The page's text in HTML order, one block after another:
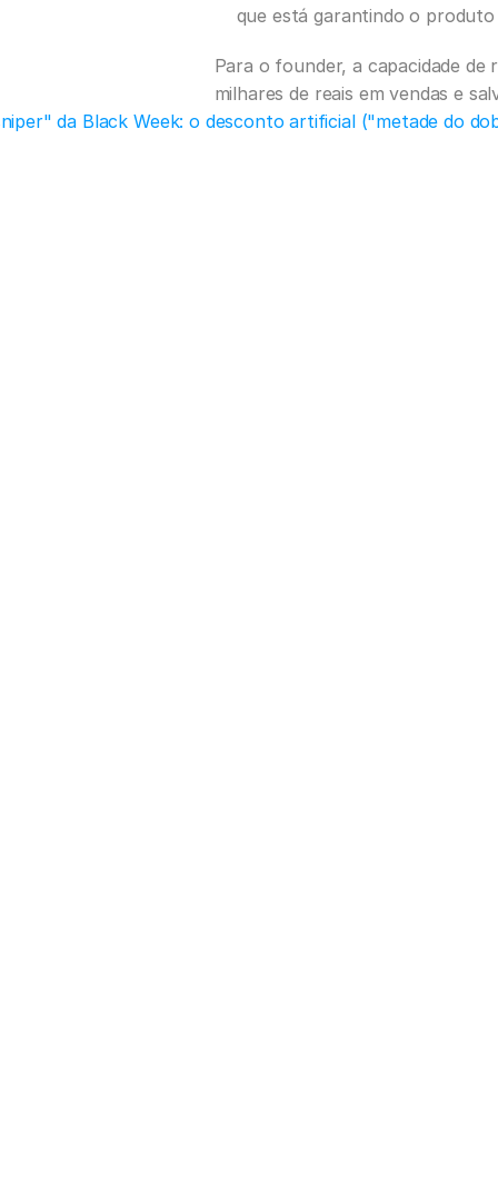
que está garantindo o
Para o founder, a capacidade
milhares de reais em vendas e
da Black Week: o desconto artificial ("metade do